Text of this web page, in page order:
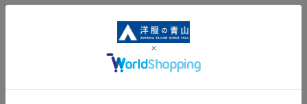
囲:125cm 袖丈:53.5cm
[M]着丈:77.5cm 肩幅:59cm 胸囲:128cm 胴囲:128cm 裾
[L]着丈:80cm 肩幅:60cm 胸囲:131cm 胴囲:131cm 裾